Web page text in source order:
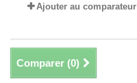
Ajouter au comparateur
Comparer (0)